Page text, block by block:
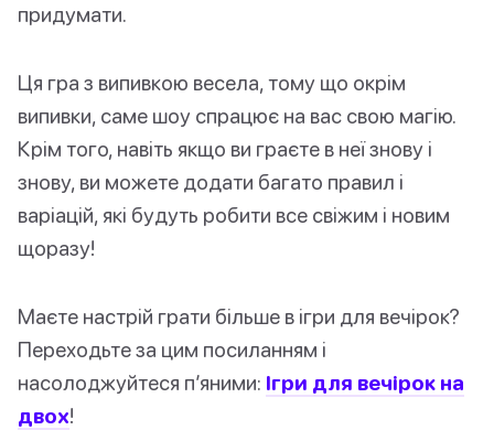
придумати.
Ця гра з випивкою весела, тому що окрім
випивки, саме шоу спрацює на вас свою магію.
Крім того, навіть якщо ви граєте в неї знову і
знову, ви можете додати багато правил і
варіацій, які будуть робити все свіжим і новим
щоразу!
Маєте настрій грати більше в ігри для вечірок?
Переходьте за цим посиланням і
насолоджуйтеся п’яними: Ігри для вечірок на
двох!